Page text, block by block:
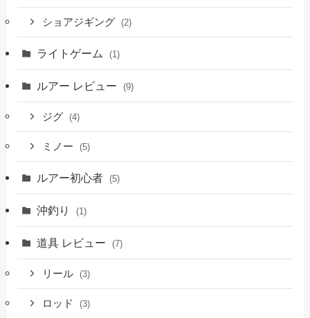
ショアジギング (2)
ライトゲーム (1)
ルアー レビュー (9)
ジグ (4)
ミノー (5)
ルアー初心者 (5)
沖釣り (1)
道具 レビュー (7)
リール (3)
ロッド (3)